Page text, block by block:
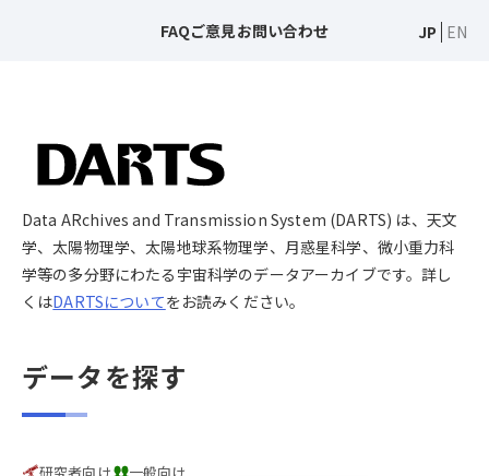
FAQご意見お問い合わせ JP EN
Data ARchives and Transmission System (DARTS) は、天文
学、太陽物理学、太陽地球系物理学、月惑星科学、微小重力科
学等の多分野にわたる宇宙科学のデータアーカイブです。詳し
くはDARTSについてをお読みください。
データを探す